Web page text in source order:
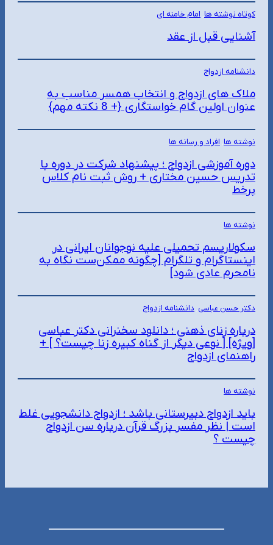
کوتاه نوشته ها, امام خامنه ای
آشنایی قبل از عقد
دانشنامه ازدواج
ملاک های ازدواج و انتخاب همسر مناسب به
عنوان اولین گام خواستگاری {+ 8 نکته مهم}
نوشته ها, افراد و رسانه ها
دوره آموزشی ازدواج ؛ پیشنهاد شرکت در دوره با
تدریس حسین مختاری + روش ثبت نام کلاس
برخط
نوشته ها
سکولاریسم تحمیلی علیه نوجوانان ایرانی در
اینستاگرام و تلگرام [چگونه ممکن‌ست نگاه به
نامحرم عادی شود]
دکتر حسن عباسی, دانشنامه ازدواج
درباره زنای ذهنی ؛ دانلود سخنرانی دکتر عباسی
[ویژه] [ نوعی دیگر از گناه کبیره زنا چیست؟ ] +
راهنمای ازدواج
نوشته ها
باید ازدواج دبیرستانی باشد ؛ ازدواج دانشجویی غلط
است | نظر مفسر بزرگ قرآن درباره سن ازدواج
چیست ؟